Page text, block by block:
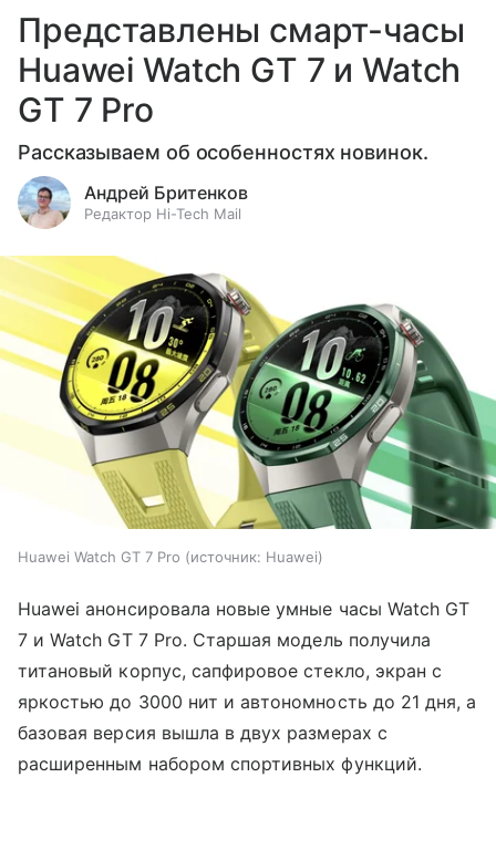
Представлены смарт-часы
Huawei Watch GT 7 и Watch
GT 7 Pro
Рассказываем об особенностях новинок.
Андрей Бритенков
Редактор Hi-Tech Mail
Huawei Watch GT 7 Pro источник: Huawei
Huawei анонсировала новые умные часы Watch GT
7 и Watch GT 7 Pro. Старшая модель получила
титановый корпус, сапфировое стекло, экран с
яркостью до 3000 нит и автономность до 21 дня, а
базовая версия вышла в двух размерах с
расширенным набором спортивных функций.